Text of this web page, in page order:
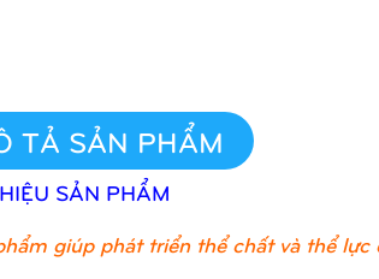
TẢ SẢN PHẨM
SẢN PHẨM
giúp phát triển thể chất và thể lực